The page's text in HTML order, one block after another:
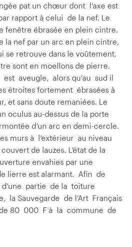
pat un chœur dont l’axe est
rapport à celui de la nef. Le
fenêtre ébrasée en plein cintre.
la nef par un arc en plein cintre,
se retrouve dans le voûtement.
sont en moellons de pierre.
aveugle, alors qu’au sud il
étroites fortement ébrasées à
et sans doute remaniées. Le
oculus au-dessus de la porte
d’un arc en demi-cercle.
murs à l’extérieur au niveau
de lauzes. L’état de la
envahies par une
lierre est alarmant. Afin de
partie de la toiture
la Sauvegarde de l’Art Français
80 000 F à la commune de